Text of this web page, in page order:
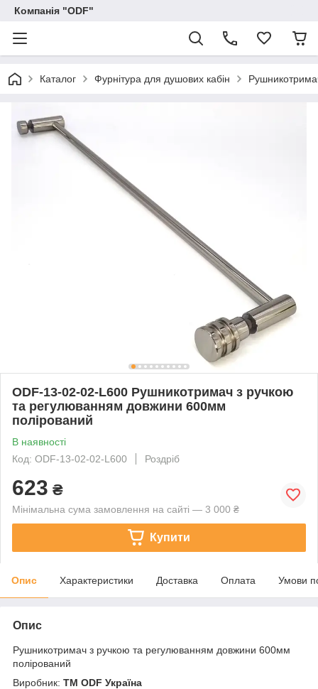
Компанія "ODF"
Каталог Фурнітура для душових кабін
ODF-13-02-02-L600 Рушникотримач з ручкою
та регулюванням довжини 600мм
полірований
В наявності
Код: ODF-13-02-02-L600
Роздріб
623 ₴
Мінімальна сума замовлення на сайті — 3 000 ₴
Купити
Опис Характеристики Доставка Оплата Умови
Опис
Рушникотримач з ручкою та регулюванням довжини 600мм
полірований
Виробник: ТМ ODF Україна